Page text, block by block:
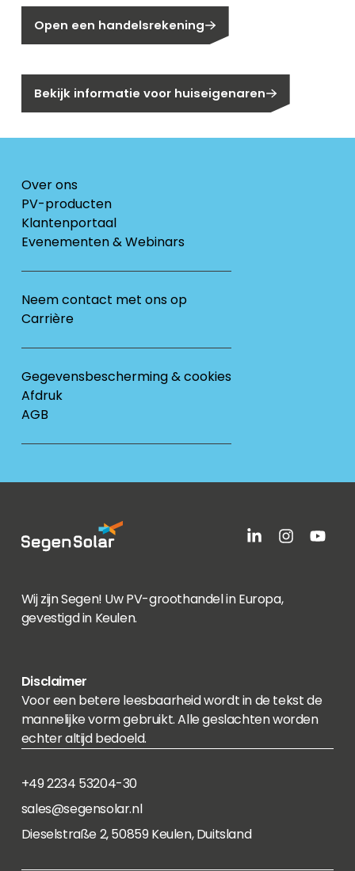
Open een handelsrekening
Bekijk informatie voor huiseigenaren
Over ons
PV-producten
Klantenportaal
Evenementen & Webinars
Neem contact met ons op
Carrière
Gegevensbescherming & cookies
Afdruk
AGB
Wij zijn Segen! Uw PV-groothandel in Europa,
gevestigd in Keulen.
Disclaimer
Voor een betere leesbaarheid wordt in de tekst de
mannelijke vorm gebruikt. Alle geslachten worden
echter altijd bedoeld.
+49 2234 53204-30
sales@segensolar.nl
Dieselstraße 2, 50859 Keulen, Duitsland